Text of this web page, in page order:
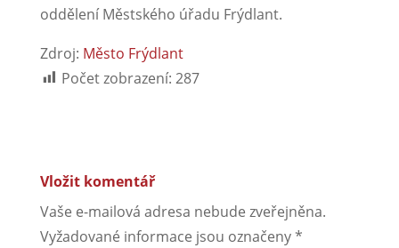
oddělení Městského úřadu Frýdlant.
Zdroj: Město Frýdlant
Počet zobrazení: 287
Vložit komentář
Vaše e-mailová adresa nebude zveřejněna.
Vyžadované informace jsou označeny*